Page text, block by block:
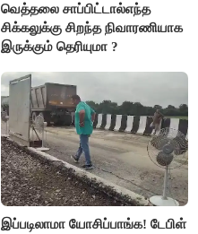
வெத்தலை சாப்பிட்டால்எந்த
சிக்கலுக்கு சிறந்த நிவாரணியாக
இருக்கும் தெரியுமா ?
இப்படிலாமா யோசிப்பாங்க! டேபிள்